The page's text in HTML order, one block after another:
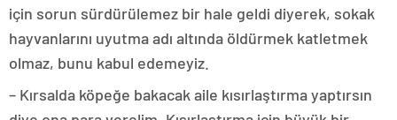
için sorun sürdürülemez bir hale geldi diyerek, sokak
hayvanlarını uyutma adı altında öldürmek katletmek
olmaz, bunu kabul edemeyiz.
– Kırsalda köpeğe bakacak aile kısırlaştırma yaptırsın